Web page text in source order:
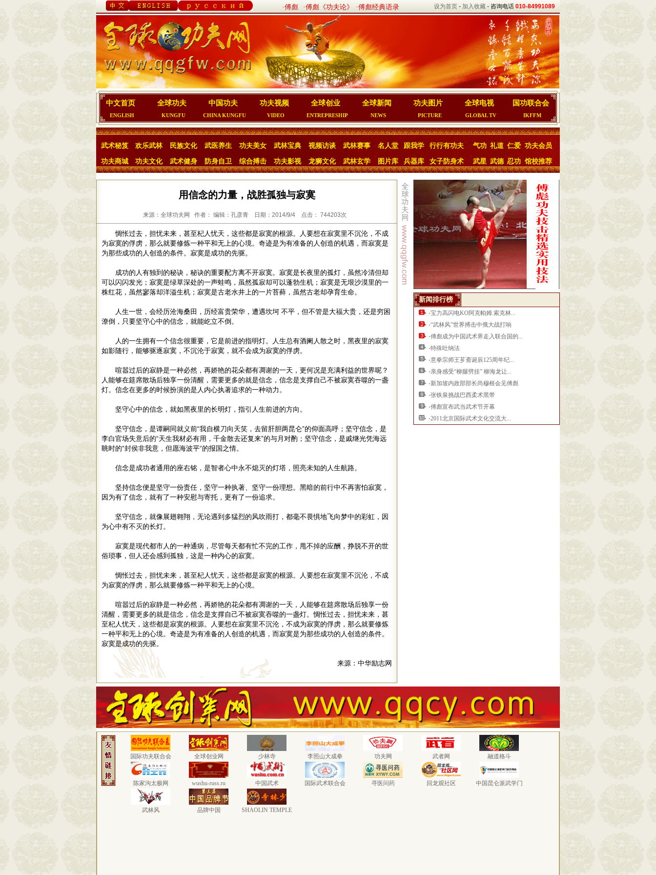
·傅彪 ·傅彪《功夫论》 ·傅彪经典语录 设为首页 - 加入收藏 - 咨询电话 010-84991089
中文首页
ENGLISH
全球功夫
KUNGFU
中国功夫
CHINA KUNGFU
功夫视频
VIDEO
全球创业
ENTREPRESHIP
全球新闻
NEWS
功夫图片
PICTURE
全球电视
GLOBAL TV
国功联合会
IKFFM
武术秘笈 欢乐武林 民族文化 武医养生 功夫美女 武林宝典 视频访谈 武林赛事 名人堂 跟我学 行行有功夫 气功 礼道 仁爱 功夫会员
功夫商城 功夫文化 武术健身 防身自卫 综合搏击 功夫影视 龙狮文化 武林玄学 图片库 兵器库 女子防身术 武星 武德 忍功 馆校推荐
用信念的力量，战胜孤独与寂寞
来源：全球功夫网 作者： 编辑：孔彦青 日期：2014/9/4 点击： 744203次
惆怅过去，担忧未来，甚至杞人忧天，这些都是寂寞的根源。人要想在寂寞里不沉沦，不成
为寂寞的俘虏，那么就要修炼一种平和无上的心境。奇迹是为有准备的人创造的机遇，而寂寞是
为那些成功的人创造的条件。寂寞是成功的先驱。
成功的人有独到的秘诀，秘诀的重要配方离不开寂寞。寂寞是长夜里的孤灯，虽然冷清但却
可以闪闪发光；寂寞是绿草深处的一声蛙鸣，虽然孤寂却可以蓬勃生机；寂寞是无垠沙漠里的一
株红花，虽然寥落却洋溢生机；寂寞是古老水井上的一片苔藓，虽然古老却孕育生命。
人生一世，会经历沧海桑田，历经富贵荣华，遭遇坎坷 不平，但不管是大福大贵，还是穷困
潦倒，只要坚守心中的信念，就能屹立不倒。
人的一生拥有一个信念很重要，它是前进的指明灯。人生总有酒阑人散之时，黑夜里的寂寞
如影随行，能够驱逐寂寞，不沉沦于寂寞，就不会成为寂寞的俘虏。
喧嚣过后的寂静是一种必然，再娇艳的花朵都有凋谢的一天，更何况是充满利益的世界呢？
人能够在筵席散场后独享一份清醒，需要更多的就是信念，信念是支撑自己不被寂寞吞噬的一盏
灯。信念在更多的时候扮演的是人内心执著追求的一种动力。
坚守心中的信念，就如黑夜里的长明灯，指引人生前进的方向。
坚守信念，是谭嗣同就义前“我自横刀向天笑，去留肝胆两昆仑”的仰面高呼；坚守信念，是
李白官场失意后的“天生我材必有用，千金散去还复来”的与月对酌；坚守信念，是戚继光凭海远
眺时的“封侯非我意，但愿海波平“的报国之情。
信念是成功者通用的座右铭，是智者心中永不熄灭的灯塔，照亮未知的人生航路。
坚持信念便是坚守一份责任，坚守一种执著、坚守一份理想。黑暗的前行中不再害怕寂寞，
因为有了信念，就有了一种安慰与寄托，更有了一份追求。
坚守信念，就像展翅翱翔，无论遇到多猛烈的风吹雨打，都毫不畏惧地飞向梦中的彩虹，因
为心中有不灭的长灯。
寂寞是现代都市人的一种通病，尽管每天都有忙不完的工作，甩不掉的应酬，挣脱不开的世
俗琐事，但人还会感到孤独，这是一种内心的寂寞。
惆怅过去，担忧未来，甚至杞人忧天，这些都是寂寞的根源。人要想在寂寞里不沉沦，不成
为寂寞的俘虏，那么就要修炼一种平和无上的心境。
喧嚣过后的寂静是一种必然，再娇艳的花朵都有凋谢的一天，人能够在筵席散场后独享一份
清醒，需要更多的就是信念，信念是支撑自己不被寂寞吞噬的一盏灯。惆怅过去，担忧未来，甚
至杞人忧天，这些都是寂寞的根源。人要想在寂寞里不沉沦，不成为寂寞的俘虏，那么就要修炼
一种平和无上的心境。奇迹是为有准备的人创造的机遇，而寂寞是为那些成功的人创造的条件。
寂寞是成功的先驱。
来源：中华励志网
新闻排行榜
·宝力高闪电KO阿克帕姆.索克林...
·“武林风”世界搏击中俄大战打响
·傅彪成为中国武术界走入联合国的...
·特殊吐纳法
·意拳宗师王芗斋诞辰125周年纪...
·亲身感受“柳腿劈挂” 柳海龙让...
·新加坡内政部部长尚穆根会见傅彪
·张铁泉挑战巴西柔术黑带
·傅彪宣布武当武术节开幕
·2011北京国际武术文化交流大...
国际功夫联合会 全球创业网 少林寺 李照山大成拳 功夫网 武者网 融道格斗
陈家沟太极网 wushu-russ.ru 中国武术 国际武术联合会 寻医问药 回龙观社区 中国昆仑派武学门
武林风 品牌中国 SHAOLIN TEMPLE